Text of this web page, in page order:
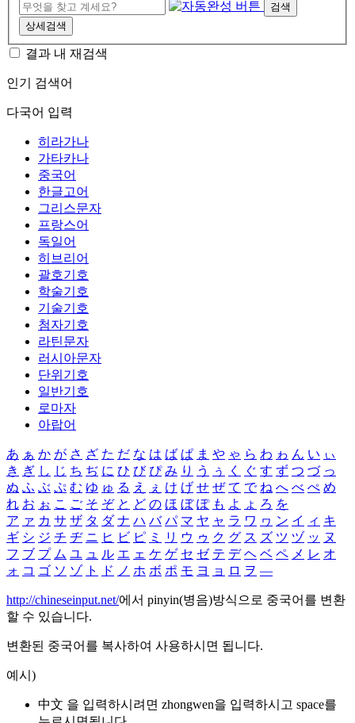
검색
상세검색
결과 내 재검색
인기 검색어
다국어 입력
히라가나
가타카나
중국어
한글고어
그리스문자
프랑스어
독일어
히브리어
괄호기호
학술기호
기술기호
첨자기호
라틴문자
러시아문자
단위기호
일반기호
로마자
아랍어
あ ぁ か が さ ざ た だ な は ば ぱ ま や ゃ ら わ ゎ ん い ぃ
き ぎ し じ ち ぢ に ひ び ぴ み り う ぅ く ぐ す ず つ づ っ
ぬ ふ ぶ ぷ む ゆ ゅ る え ぇ け げ せ ぜ て で ね へ べ ぺ め
れ お ぉ こ ご そ ぞ と ど の ほ ぼ ぽ も よ ょ ろ を
ア ァ カ サ ザ タ ダ ナ ハ バ パ マ ヤ ャ ラ ワ ヮ ン イ ィ キ
ギ シ ジ チ ヂ ニ ヒ ビ ピ ミ リ ウ ゥ ク グ ス ズ ツ ヅ ッ ヌ
フ ブ プ ム ユ ュ ル エ ェ ケ ゲ セ ゼ テ デ ヘ ベ ペ メ レ オ
ォ コ ゴ ソ ゾ ト ド ノ ホ ボ ポ モ ヨ ョ ロ ヲ ―
http://chineseinput.net/에서 pinyin(병음)방식으로 중국어를 변환
할 수 있습니다.
변환된 중국어를 복사하여 사용하시면 됩니다.
예시)
中文 을 입력하시려면 zhongwen을 입력하시고 space를